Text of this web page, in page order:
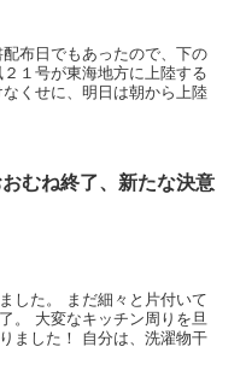
布日でもあったので、下の
１号が東海地方に上陸する
くせに、明日は朝から上陸
むね終了、新たな決意
した。 まだ細々と片付いて
。 大変なキッチン周りを旦
ました！ 自分は、洗濯物干